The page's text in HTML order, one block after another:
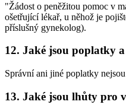
"Žádost o peněžitou pomoc v
ošetřující lékař, u něhož je
příslušný gynekolog).
12. Jaké jsou poplatky
Správní ani jiné poplatky
13. Jaké jsou lhůty pro